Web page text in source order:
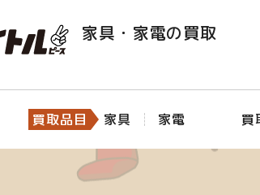
家具・家電の買取
買取品目 家具 家電 買